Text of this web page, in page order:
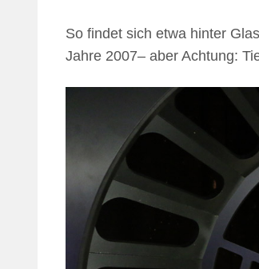
So findet sich etwa hinter
Jahre 2007– aber Achtung: